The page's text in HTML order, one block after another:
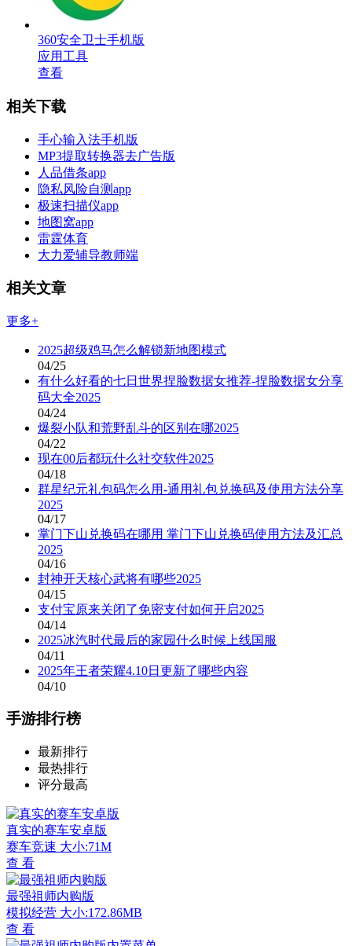
360安全卫士手机版
应用工具
查看
相关下载
手心输入法手机版
MP3提取转换器去广告版
人品借条app
隐私风险自测app
极速扫描仪app
地图窝app
雷霆体育
大力爱辅导教师端
相关文章
更多+
2025超级鸡马怎么解锁新地图模式
04/25
有什么好看的七日世界捏脸数据女推荐-捏脸数据女分享
码大全2025
04/24
爆裂小队和荒野乱斗的区别在哪2025
04/22
现在00后都玩什么社交软件2025
04/18
群星纪元礼包码怎么用-通用礼包兑换码及使用方法分享
2025
04/17
掌门下山兑换码在哪用 掌门下山兑换码使用方法及汇总
2025
04/16
封神开天核心武将有哪些2025
04/15
支付宝原来关闭了免密支付如何开启2025
04/14
2025冰汽时代最后的家园什么时候上线国服
04/11
2025年王者荣耀4.10日更新了哪些内容
04/10
手游排行榜
最新排行
最热排行
评分最高
真实的赛车安卓版
赛车竞速 大小:71M
查 看
最强祖师内购版
模拟经营 大小:172.86MB
查 看